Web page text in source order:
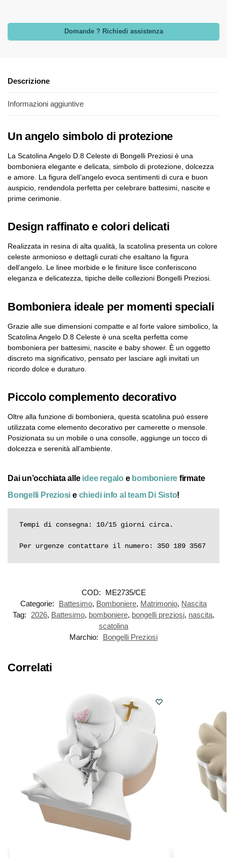
Domande ? Richiedi assistenza
Descrizione
Informazioni aggiuntive
Un angelo simbolo di protezione
La Scatolina Angelo D.8 Celeste di Bongelli Preziosi è una
bomboniera elegante e delicata, simbolo di protezione, dolcezza
e amore. La figura dell’angelo evoca sentimenti di cura e buon
auspicio, rendendola perfetta per celebrare battesimi, nascite e
prime cerimonie.
Design raffinato e colori delicati
Realizzata in resina di alta qualità, la scatolina presenta un colore
celeste armonioso e dettagli curati che esaltano la figura
dell’angelo. Le linee morbide e le finiture lisce conferiscono
eleganza e delicatezza, tipiche delle collezioni Bongelli Preziosi.
Bomboniera ideale per momenti speciali
Grazie alle sue dimensioni compatte e al forte valore simbolico, la
Scatolina Angelo D.8 Celeste è una scelta perfetta come
bomboniera per battesimi, nascite e baby shower. È un oggetto
discreto ma significativo, pensato per lasciare agli invitati un
ricordo dolce e duraturo.
Piccolo complemento decorativo
Oltre alla funzione di bomboniera, questa scatolina può essere
utilizzata come elemento decorativo per camerette o mensole.
Posizionata su un mobile o una consolle, aggiunge un tocco di
dolcezza e serenità all’ambiente.
Dai un’occhiata alle idee regaloe bomboniere firmate
Bongelli Preziosi e chiedi info al team Di Sisto!
Tempi di consegna: 10/15 giorni circa.
Per urgenze contattare il numero: 350 189 3567
COD:
ME2735/CE
Categorie:
Battesimo, Bomboniere, Matrimonio, Nascita
Tag:
2026, Battesimo, bomboniere, bongelli preziosi, nascita,
scatolina
Marchio:
Bongelli Preziosi
Correlati